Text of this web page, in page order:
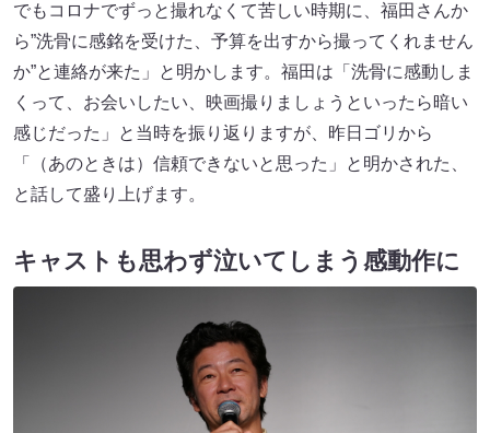
でもコロナでずっと撮れなくて苦しい時期に、福田さんか
ら”洗骨に感銘を受けた、予算を出すから撮ってくれません
か”と連絡が来た」と明かします。福田は「洗骨に感動しま
くって、お会いしたい、映画撮りましょうといったら暗い
感じだった」と当時を振り返りますが、昨日ゴリから
「（あのときは）信頼できないと思った」と明かされた、
と話して盛り上げます。
キャストも思わず泣いてしまう感動作に